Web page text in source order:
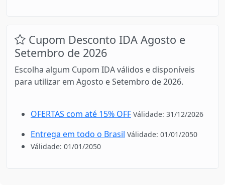
Cupom Desconto IDA Agosto e
Setembro de 2026
Escolha algum Cupom IDA válidos e disponíveis
para utilizar em Agosto e Setembro de 2026.
OFERTAS com até 15% OFF Válidade: 31/12/2026
Entrega em todo o Brasil Válidade: 01/01/2050
Válidade: 01/01/2050